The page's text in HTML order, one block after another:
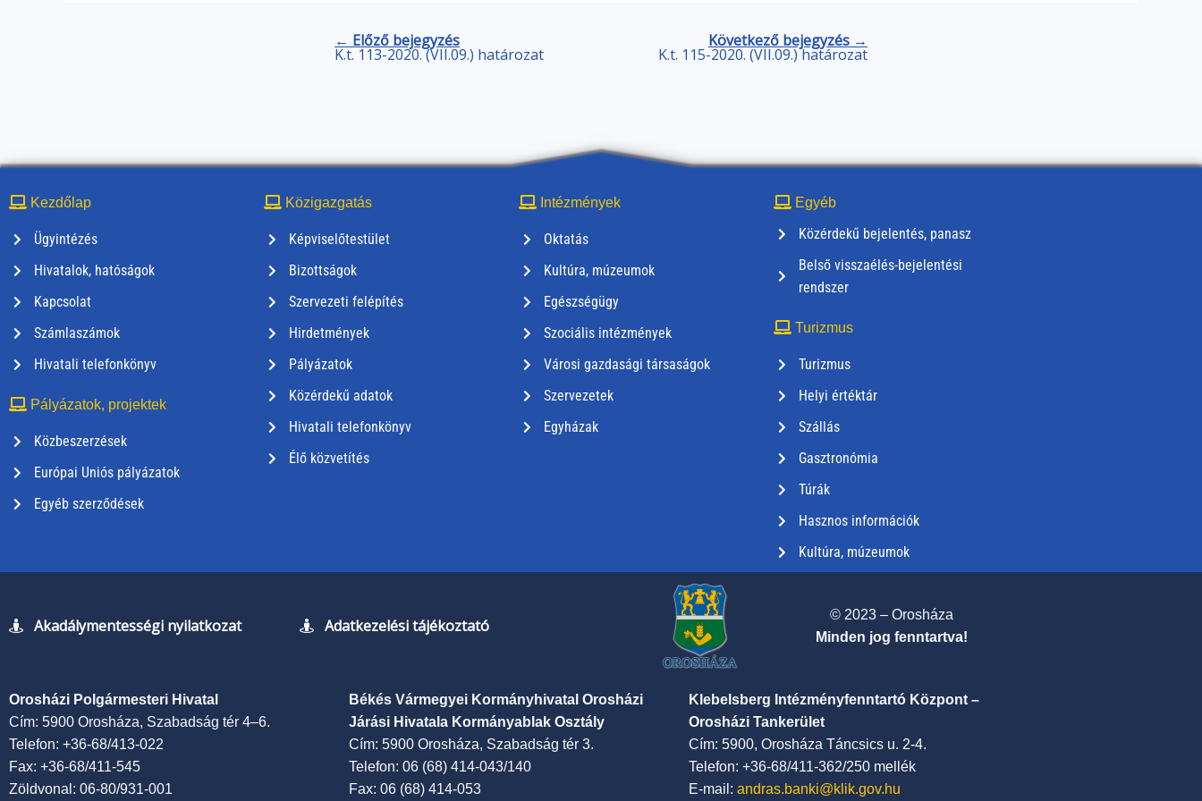
← Előző bejegyzés
K.t. 113-2020. (VII.09.) határozat
Következő bejegyzés →
K.t. 115-2020. (VII.09.) határozat
Kezdőlap
Ügyintézés
Hivatalok, hatóságok
Kapcsolat
Számlaszámok
Hivatali telefonkönyv
Pályázatok, projektek
Közbeszerzések
Európai Uniós pályázatok
Egyéb szerződések
Közigazgatás
Képviselőtestület
Bizottságok
Szervezeti felépítés
Hirdetmények
Pályázatok
Közérdekű adatok
Hivatali telefonkönyv
Élő közvetítés
Intézmények
Oktatás
Kultúra, múzeumok
Egészségügy
Szociális intézmények
Városi gazdasági társaságok
Szervezetek
Egyházak
Egyéb
Közérdekű bejelentés, panasz
Belső visszaélés-bejelentési
rendszer
Turizmus
Turizmus
Helyi értéktár
Szállás
Gasztronómia
Túrák
Hasznos információk
Kultúra, múzeumok
Akadálymentességi nyilatkozat Adatkezelési tájékoztató
© 2023 – Orosháza
Minden jog fenntartva!
Orosházi Polgármesteri Hivatal
Cím: 5900 Orosháza, Szabadság tér 4–6.
Telefon: +36-68/413-022
Fax: +36-68/411-545
Zöldvonal: 06-80/931-001
Békés Vármegyei Kormányhivatal Orosházi
Járási Hivatala Kormányablak Osztály
Cím: 5900 Orosháza, Szabadság tér 3.
Telefon: 06 (68) 414-043/140
Fax: 06 (68) 414-053
Klebelsberg Intézményfenntartó Központ –
Orosházi Tankerület
Cím: 5900, Orosháza Táncsics u. 2-4.
Telefon: +36-68/411-362/250 mellék
E-mail: andras.banki@klik.gov.hu